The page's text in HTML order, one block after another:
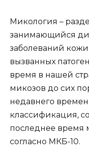
Микология –
занимающийся
заболеваний
вызванных
время в нашей
микозов до сих
недавнего
классификация,
последнее время
согласно МКБ-10.